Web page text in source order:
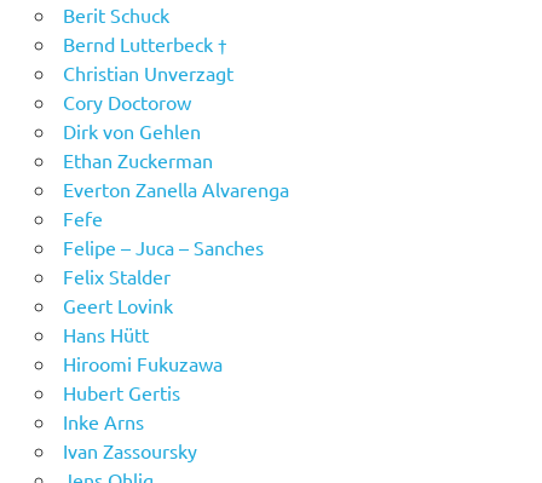
Berit Schuck
Bernd Lutterbeck †
Christian Unverzagt
Cory Doctorow
Dirk von Gehlen
Ethan Zuckerman
Everton Zanella Alvarenga
Fefe
Felipe – Juca – Sanches
Felix Stalder
Geert Lovink
Hans Hütt
Hiroomi Fukuzawa
Hubert Gertis
Inke Arns
Ivan Zassoursky